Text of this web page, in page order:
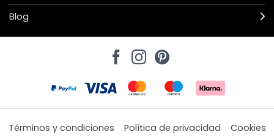
Blog
Términos y condiciones Política de privacidad
Cookies